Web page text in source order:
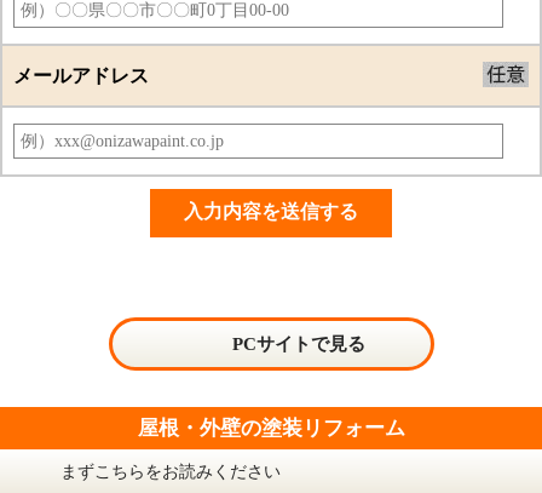
メールアドレス
PCサイトで見る
屋根・外壁の塗装リフォーム
まずこちらをお読みください